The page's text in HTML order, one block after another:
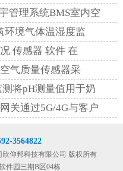
管理系统BMS室内空
环境气体温湿度监
传感器 软件 在
气质量传感器采
将pH测量值用于奶
关通过5G/4G与客户
3564822
欣仰邦科技有限公司 版权所有
件园三期B区04栋